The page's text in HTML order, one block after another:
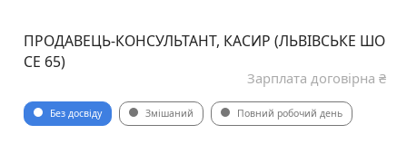
ПРОДАВЕЦЬ-КОНСУЛЬТАНТ, КАСИР (ЛЬВІВСЬКЕ ШО
СЕ 65)
Зарплата договірна ₴
Без досвіду Змішаний Повний робочий день